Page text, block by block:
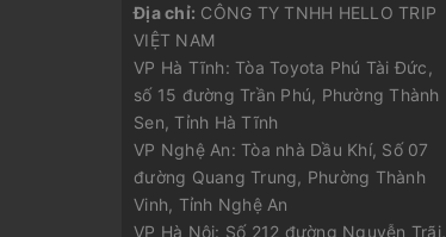
Địa chỉ: CÔNG TY TNHH HELLO TRIP
VIỆT NAM
VP Hà Tĩnh: Tòa Toyota Phú Tài Đức,
số 15 đường Trần Phú, Phường Thành
Sen, Tỉnh Hà Tĩnh
VP Nghệ An: Tòa nhà Dầu Khí, Số 07
đường Quang Trung, Phường Thành
Vinh, Tỉnh Nghệ An
VP Hà Nội: Số 212 đường Nguyễn Trãi,